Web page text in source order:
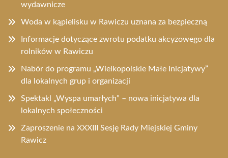
wydawnicze
Woda w kąpielisku w Rawiczu uznana za bezpieczną
Informacje dotyczące zwrotu podatku akcyzowego dla
rolników w Rawiczu
Nabór do programu „Wielkopolskie Małe Inicjatywy”
dla lokalnych grup i organizacji
Spektakl „Wyspa umarłych” – nowa inicjatywa dla
lokalnych społeczności
Zaproszenie na XXXIII Sesję Rady Miejskiej Gminy
Rawicz